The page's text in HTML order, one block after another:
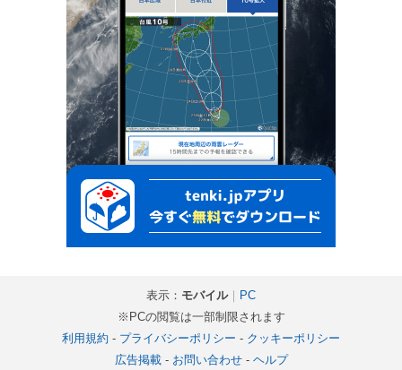
表示： モバイル｜ PC
※PCの閲覧は一部制限されます
利用規約 - プライバシーポリシー - クッキーポリシー
広告掲載- お問い合わせ- ヘルプ